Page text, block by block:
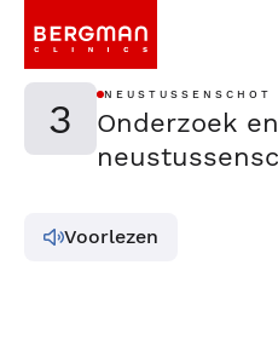
3
Onderzoek
Voorlezen